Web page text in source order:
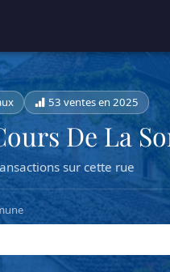
53 ventes en 2025
De La
sur cette rue